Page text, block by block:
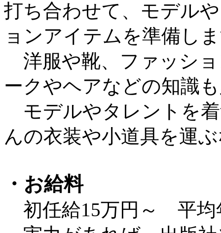
打ち合わせて、モデル
ョンアイテムを準備し
洋服や靴、ファッシ
ークやヘアなどの知識
モデルやタレントを
んの衣装や小道具を運
・お給料
初任給15万円～ 平均